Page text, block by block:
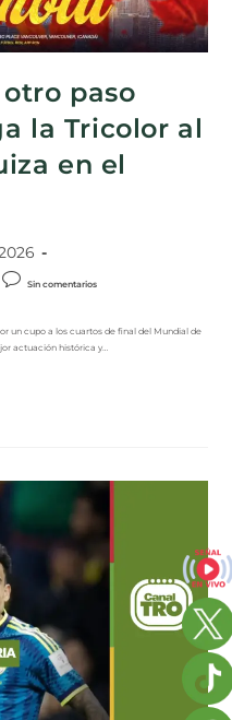
paso
la Tricolor al
en el
Sin comentarios
un cupo a los cuartos de final del Mundial de
actuación histórica y…